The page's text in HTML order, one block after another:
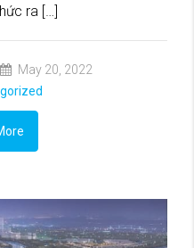
ra […]
May 20, 2022